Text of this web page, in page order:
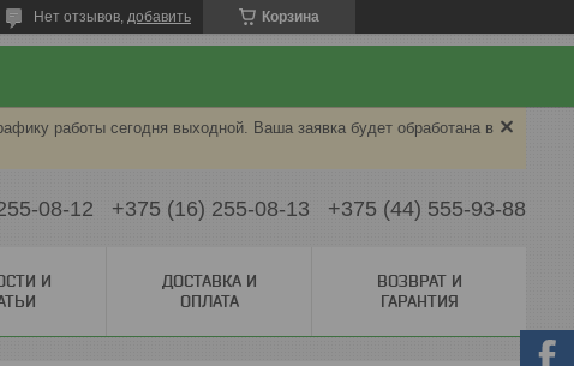
Корзина
Нет отзывов, добавить
работы сегодня выходной. Ваша заявка будет обработана в
08-12 +375 (16) 255-08-13 +375 (44) 555-93-88
И
ДОСТАВКА И
ОПЛАТА
ВОЗВРАТ И
ГАРАНТИЯ